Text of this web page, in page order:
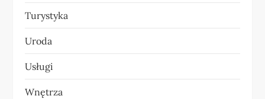
Turystyka
Uroda
Usługi
Wnętrza